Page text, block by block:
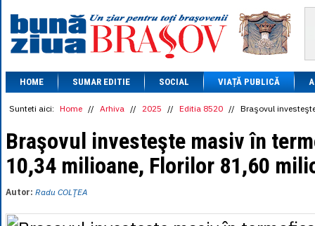
= 5.8304
1 XAU= 464.4611
1 AED= 1.1933
1 AUD= 2.7957
1 BGN= 2.5449
1 CAD= 3.1559
1 CHF= 5.2813
1 CNY= 0.6015
1 DKK
= 0.6668
1 EGP
= 0.0860
1 HUF= 1.2223
1 INR= 0.0513
= 0.2227
HOME SUMAR EDITIE SOCIAL VIAȚĂ PUBLICĂ
Sunteti aici: Home // Arhiva // 2025 // Editia 8520 // Braşovul
Braşovul investeşte masiv în
10,34 milioane, Florilor 81,60
Autor: Radu COLŢEA